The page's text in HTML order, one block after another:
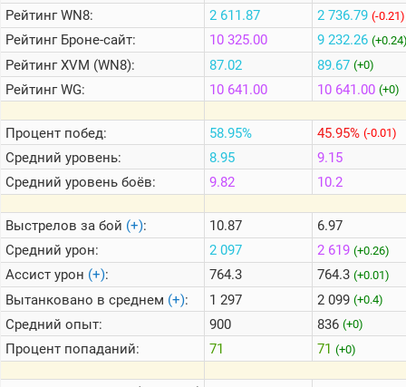
Теlegram
ВК
Портал
Мира
РейтингWN8:
РейтингБроне-сайт:
РейтингXVM (WN8):
РейтингWG:
Процент побед:
Средний уровень:
Средний уровень боёв:
Выстрелов за бой (+):
Средний урон:
Ассист урон (+):
Вытанковано в среднем (+):
Средний опыт:
Процент попаданий:
2 611.87
10 325.00
87.02
10 641.00
58.95%
8.95
9.82
10.87
2 097
764.3
1 297
900
71
2 736.79 (-0.21)
9 232.26
89.67 (+0)
10 641.00 (+0)
45.95% (-0.01)
9.15
10.2
6.97
2 619 (+0.26)
764.3 (+0.01)
2 099 (+0.4)
836 (+0)
71 (+0)